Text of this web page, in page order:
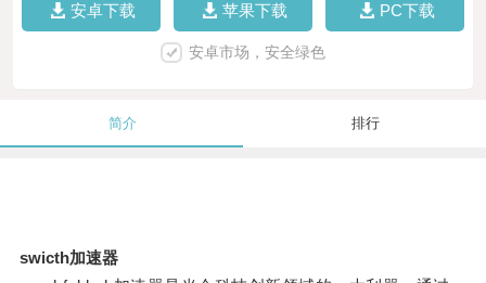
安卓下载 苹果下载 PC下载
安卓市场，安全绿色
简介 排行
swicth加速器